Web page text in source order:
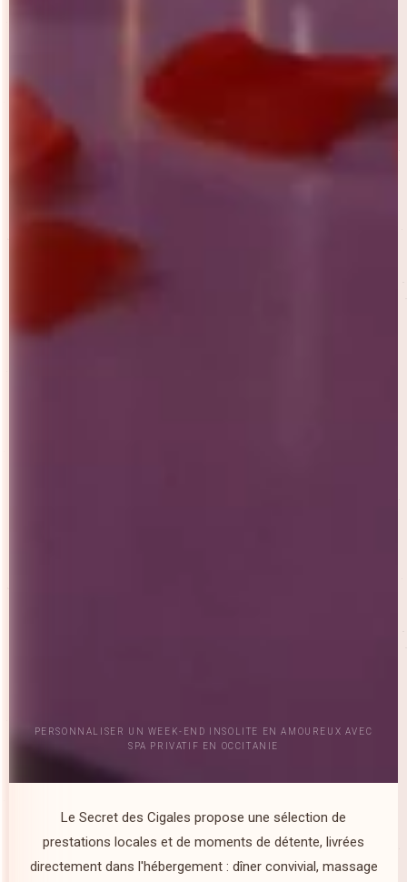
PERSONNALISER UN WEEK-END INSOLITE EN AMOUREUX AVEC
SPA PRIVATIF EN OCCITANIE
Le Secret des Cigales propose une sélection de
prestations locales et de moments de détente, livrées
directement dans l'hébergement : dîner convivial, massage